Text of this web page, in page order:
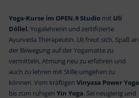
Yoga-Kurse im OPEN.9 Studiomit Uli
Döllel, Yogalehrerin und zertifizierte
Ayurveda Therapeutin. Uli freut sich, Spaß an
der Bewegung auf der Yogamatte zu
vermitteln, Atmung neu zu erfahren und
auch zu lehren mit Stille umgehen zu
können. Vom kräftigen Vinyasa Power Yoga
bis zum ruhigen Yin Yoga. Sei neugierig und